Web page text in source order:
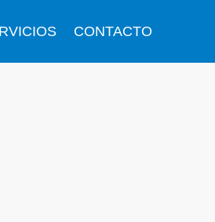
CONTACTO